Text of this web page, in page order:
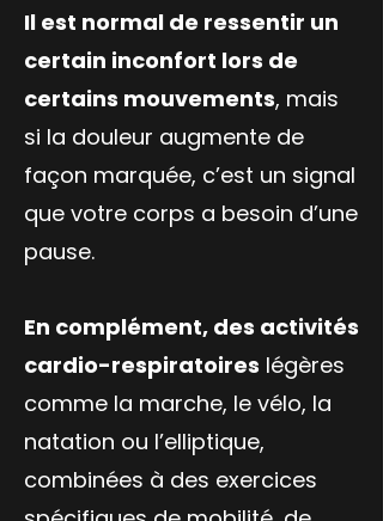
Il est normal de ressentir un
certain inconfort lors de
certains mouvements, mais
si la douleur augmente de
façon marquée, c’est un signal
que votre corps a besoin d’une
pause.
En complément, des activités
cardio-respiratoires légères
comme la marche, le vélo, la
natation ou l’elliptique,
combinées à des exercices